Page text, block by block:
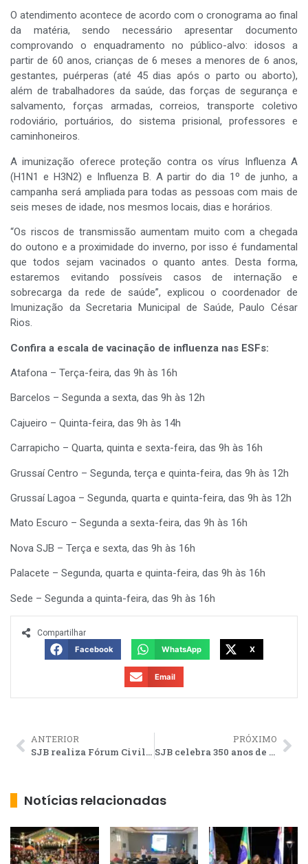
O atendimento acontece de acordo com o cronograma ao final
da matéria, sendo necessário apresentar documento
comprovando o enquadramento no público-alvo: idosos a
partir de 60 anos, crianças de 6 meses a menores de 6 anos,
gestantes, puérperas (até 45 dias após o parto ou aborto),
além de trabalhadores da saúde, das forças de segurança e
salvamento, forças armadas, correios, transporte coletivo
rodoviário, portuários, do sistema prisional, professores e
caminhoneiros.
A imunização oferece proteção contra os vírus Influenza A
(H1N1 e H3N2) e Influenza B. A partir do dia 1º de junho, a
campanha será ampliada para todas as pessoas com mais de
seis meses de idade, nos mesmos locais, dias e horários.
“Os riscos de transmissão aumentam muito com a chegada
do outono e a proximidade do inverno, por isso é fundamental
que todos sejam vacinados o quanto antes. Desta forma,
estaremos evitando possíveis casos de internação e
sobrecarga da rede de saúde”, explicou o coordenador de
Imunização da Secretaria Municipal de Saúde, Paulo César
Rios.
Confira a escala de vacinação de influenza nas ESFs:
Atafona – Terça-feira, das 9h às 16h
Barcelos – Segunda a sexta, das 9h às 12h
Cajueiro – Quinta-feira, das 9h às 14h
Carrapicho – Quarta, quinta e sexta-feira, das 9h às 16h
Grussaí Centro – Segunda, terça e quinta-feira, das 9h às 12h
Grussaí Lagoa – Segunda, quarta e quinta-feira, das 9h às 12h
Mato Escuro – Segunda a sexta-feira, das 9h às 16h
Nova SJB – Terça e sexta, das 9h às 16h
Palacete – Segunda, quarta e quinta-feira, das 9h às 16h
Sede – Segunda a quinta-feira, das 9h às 16h
Compartilhar
Facebook
WhatsApp X
Email
ANTERIOR
SJB realiza Fórum Civil da Promoção da Igualdade Racial
PRÓXIMO
SJB celebra 350 anos de fundação da Vila de São João da Praia
Notícias relacionadas